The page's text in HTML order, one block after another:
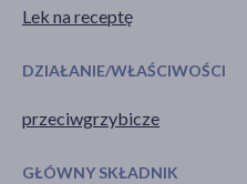
Lek na receptę
DZIAŁANIE/WŁAŚCIWOŚCI
przeciwgrzybicze
GŁÓWNY SKŁADNIK